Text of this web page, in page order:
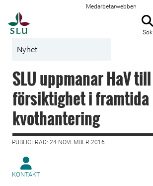
Medarbetarwebben
Sök
Nyhet
SLU uppmanar HaV till
försiktighet i framtida
kvothantering
PUBLICERAD: 24 NOVEMBER 2016
KONTAKT